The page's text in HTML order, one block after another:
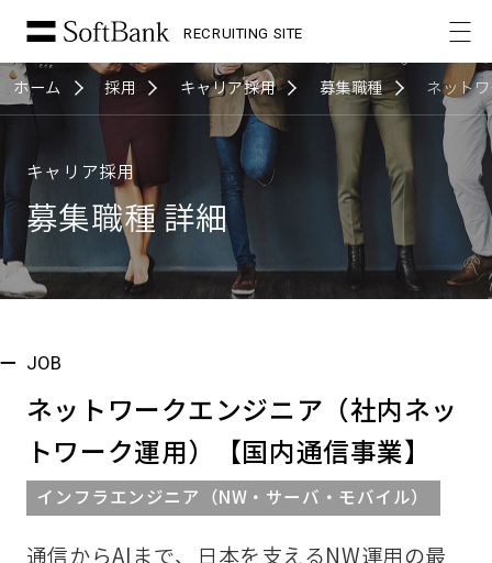
RECRUITING SITE
ホーム 採用 キャリア採用 募集職種 ネット
キャリア採用
募集職種 詳細
JOB
ネットワークエンジニア（社内ネッ
トワーク運用）【国内通信事業】
インフラエンジニア（NW・サーバ・モバイル）
通信からAIまで、日本を支えるNW運用の最